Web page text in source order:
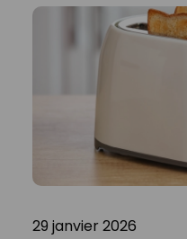
29 janvier 2026